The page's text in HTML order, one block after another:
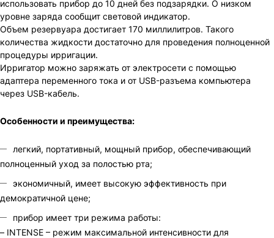
использовать прибор до 10 дней без подзарядки. О низком
уровне заряда сообщит световой индикатор.
Объем резервуара достигает 170 миллилитров. Такого
количества жидкости достаточно для проведения полноценной
процедуры ирригации.
Ирригатор можно заряжать от электросети с помощью
адаптера переменного тока и от USB-разъема компьютера
через USB-кабель.
Особенности и преимущества:
легкий, портативный, мощный прибор, обеспечивающий
полноценный уход за полостью рта;
экономичный, имеет высокую эффективность при
демократичной цене;
прибор имеет три режима работы:
– INTENSE – режим максимальной интенсивности для